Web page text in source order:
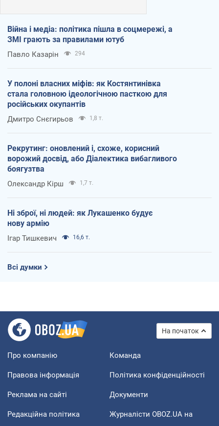
Війна і медіа: політика пішла в соцмережі, а
ЗМІ грають за правилами ютуб
Павло Казарін 294
У полоні власних міфів: як Костянтинівка
стала головною ідеологічною пасткою для
російських окупантів
Дмитро Снєгирьов 1,8 т.
Рекрутинг: оновлений і, схоже, корисний
ворожий досвід, або Діалектика вибагливого
боягузтва
Олександр Кірш 1,7 т.
Ні зброї, ні людей: як Лукашенко будує
нову армію
Ігар Тишкевич 16,6 т.
Всі думки
На початок
Про компанію Команда
Правова інформація Політика конфіденційності
Реклама на сайті Документи
Редакційна політика
Журналісти OBOZ.UA на